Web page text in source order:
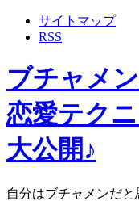
サイトマップ
RSS
ブチャメ
恋愛テク
大公開♪
自分はブチャメンだ